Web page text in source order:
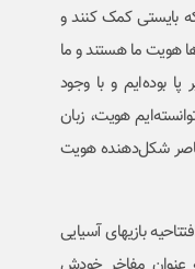
بایستی کمک کنند و
هویت ما هستند و ما
بوده‌ایم و با وجود
هویت، زبان
شکل‌دهنده هویت
بازیهای آسیایی